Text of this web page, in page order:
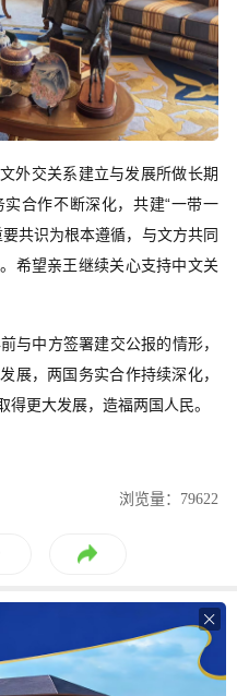
外交关系建立与发展所做长期
合作不断深化，共建“一带一
共识为根本遵循，与文方共同
希望亲王继续关心支持中文关
与中方签署建交公报的情形，
展，两国务实合作持续深化，
更大发展，造福两国人民。
浏览量：79622
